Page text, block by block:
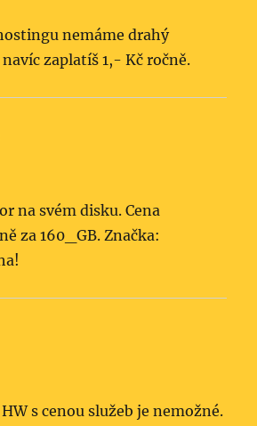
nemáme drahý
zaplatíš 1,- Kč ročně.
na svém disku. Cena
za 160_GB. Značka:
s cenou služeb je nemožné.